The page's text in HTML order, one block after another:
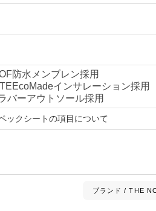
防水メンブレン採用
インサレーション採用
バーアウトソール採用
ックシートの項目について
ブランド / THE